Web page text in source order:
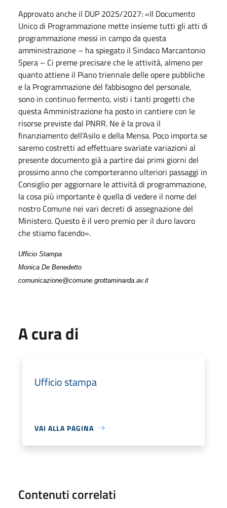
Approvato anche il DUP 2025/2027: «Il Documento
Unico di Programmazione mette insieme tutti gli atti di
programmazione messi in campo da questa
amministrazione – ha spiegato il Sindaco Marcantonio
Spera – Ci preme precisare che le attività, almeno per
quanto attiene il Piano triennale delle opere pubbliche
e la Programmazione del fabbisogno del personale,
sono in continuo fermento, visti i tanti progetti che
questa Amministrazione ha posto in cantiere con le
risorse previste dal PNRR. Ne è la prova il
finanziamento dell'Asilo e della Mensa. Poco importa se
saremo costretti ad effettuare svariate variazioni al
presente documento già a partire dai primi giorni del
prossimo anno che comporteranno ulteriori passaggi in
Consiglio per aggiornare le attività di programmazione,
la cosa più importante è quella di vedere il nome del
nostro Comune nei vari decreti di assegnazione del
Ministero. Questo è il vero premio per il duro lavoro
che stiamo facendo».
Ufficio Stampa
Monica De Benedetto
comunicazione@comune.grottaminarda.av.it
A cura di
Ufficio stampa
VAI ALLA PAGINA
Contenuti correlati